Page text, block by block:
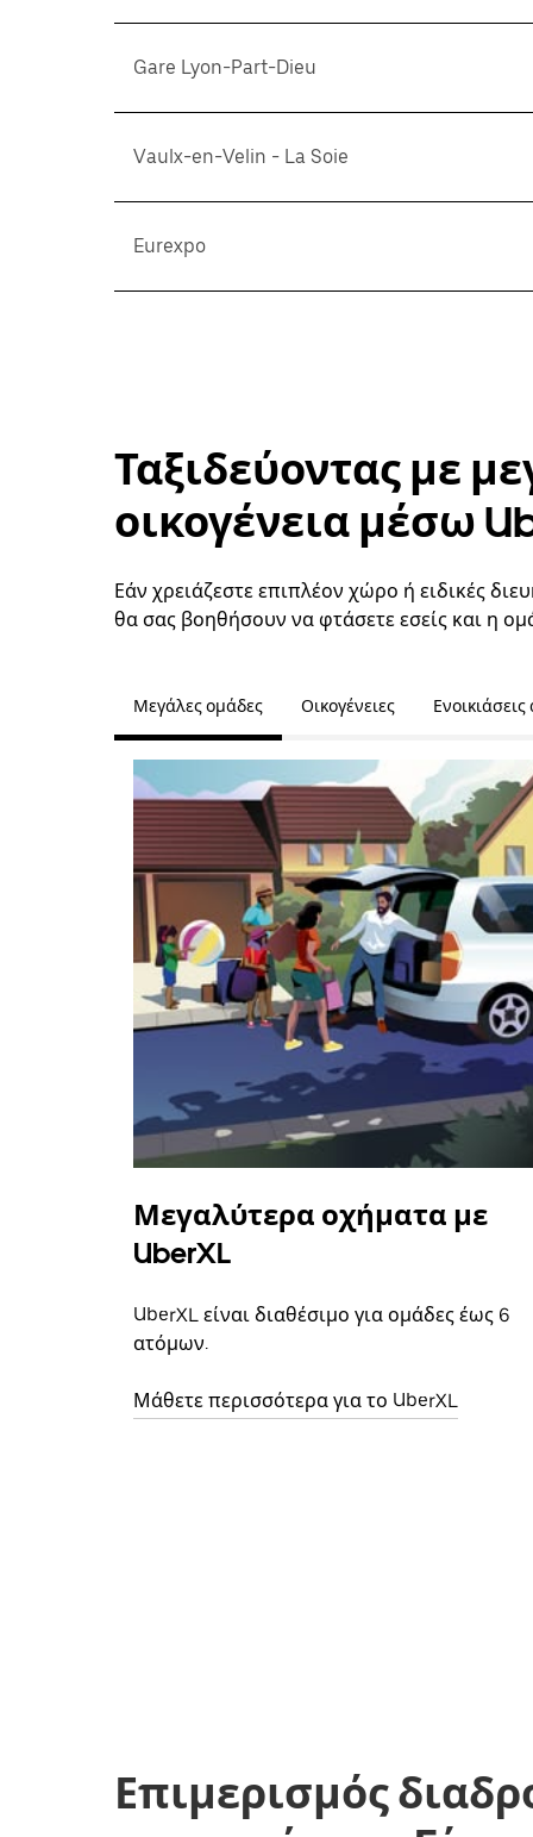
Gare Lyon-Part-Dieu
Vaulx-en-Velin - La Soie
Eurexpo
Ταξιδεύοντας με
οικογένεια μέσω
Εάν χρειάζεστε επιπλέον χώρο ή ειδικές
θα σας βοηθήσουν να φτάσετε εσείς και η
Μεγάλες ομάδες Οικογένειες
Μεγαλύτερα οχήματα με
UberXL
UberXL είναι διαθέσιμο για ομάδες έως 6
ατόμων.
Μάθετε περισσότερα για το UberXL
Επιμερισμός